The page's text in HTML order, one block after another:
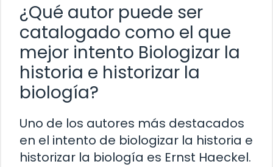
¿Qué autor puede ser
catalogado como el que
mejor intento Biologizar la
historia e historizar la
biología?
Uno de los autores más destacados
en el intento de biologizar la historia e
historizar la biología es Ernst Haeckel.